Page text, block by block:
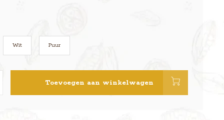
Wit Puur
Toevoegen aan winkelwagen